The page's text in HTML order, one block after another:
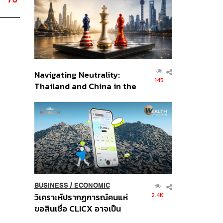
อินโดนีเซีย
Navigating Neutrality:
Thailand and China in the
Order
145
BUSINESS/ ECONOMIC
วิเคราะห์ปรากฏการณ์คนแห่
ขอสินเชื่อ CLICX อาจเป็น
2.4K